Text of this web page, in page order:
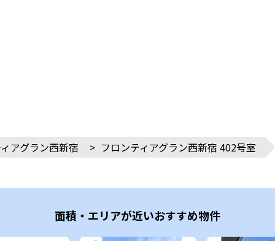
アグラン西新宿 > フロンティアグラン西新宿 402号室
面積・エリアが近いおすすめ物件